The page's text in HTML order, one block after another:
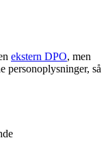
ekstern DPO, men
personoplysninger, så